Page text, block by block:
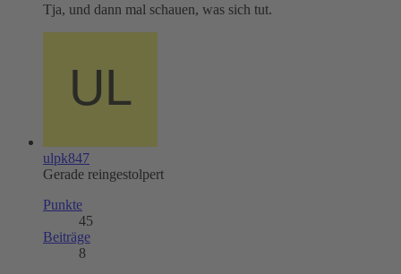
Tja, und dann mal schauen, was sich tut.
ulpk847
Gerade reingestolpert
Punkte
45
Beiträge
8